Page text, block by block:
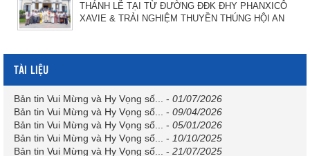
THÁNH LỄ TẠI TỪ ĐƯỜNG ĐĐK ĐHY PHANXICÔ
XAVIE & TRẢI NGHIỆM THUYỀN THÚNG HỘI AN
TÀI LIỆU
Bản tin Vui Mừng và Hy Vọng số... - 01/07/2026
Bản tin Vui Mừng và Hy Vọng số... - 09/04/2026
Bản tin Vui Mừng và Hy Vọng số... - 05/01/2026
Bản tin Vui Mừng và Hy Vọng số... - 10/10/2025
Bản tin Vui Mừng và Hy Vọng số... - 21/07/2025